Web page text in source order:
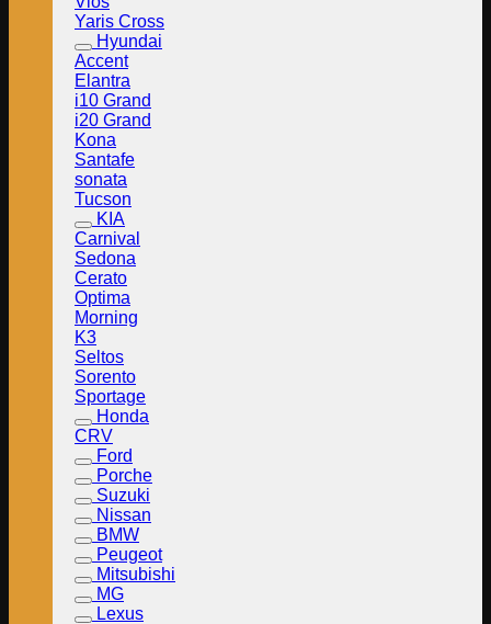
Yaris Cross
Hyundai
Accent
Elantra
i10 Grand
i20 Grand
Kona
Santafe
sonata
Tucson
KIA
Carnival
Sedona
Cerato
Optima
Morning
K3
Seltos
Sorento
Sportage
Honda
CRV
Ford
Porche
Suzuki
Nissan
BMW
Peugeot
Mitsubishi
MG
Lexus